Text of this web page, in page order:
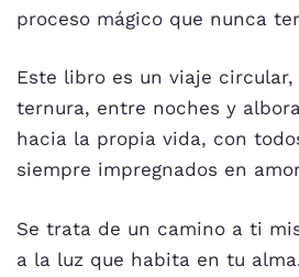
proceso mágico que nunca
Este libro es un viaje
ternura, entre noches y
hacia la propia vida, con
siempre impregnados en
Se trata de un camino a ti
a la luz que habita en tu